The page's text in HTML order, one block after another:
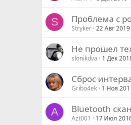
S Проблема с
Stryker 22 Авг 2019
Не прошел
slonikdva 1 Дек
Сброс
Gribo4ek 1 Ноя
A Bluetooth
Azt001 17 Июл